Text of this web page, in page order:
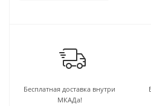
Бесплатная доставка внутри
МКАДа!